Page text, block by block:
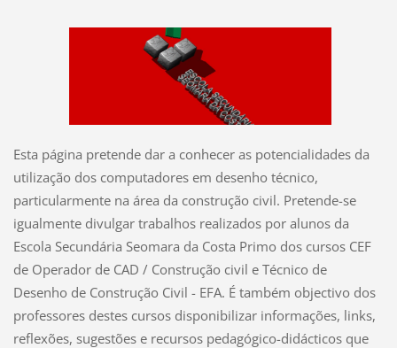
Esta página pretende dar a conhecer as potencialidades da
utilização dos computadores em desenho técnico,
particularmente na área da construção civil. Pretende-se
igualmente divulgar trabalhos realizados por alunos da
Escola Secundária Seomara da Costa Primo dos cursos CEF
de Operador de CAD / Construção civil e Técnico de
Desenho de Construção Civil - EFA. É também objectivo dos
professores destes cursos disponibilizar informações, links,
reflexões, sugestões e recursos pedagógico-didácticos que